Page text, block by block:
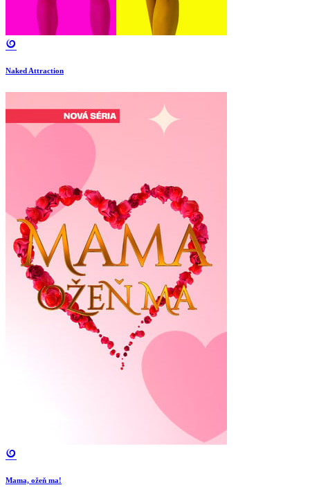
Naked Attraction
Mama, ožeň ma!